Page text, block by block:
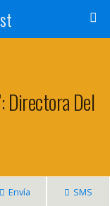
Directora Del
Envía SMS